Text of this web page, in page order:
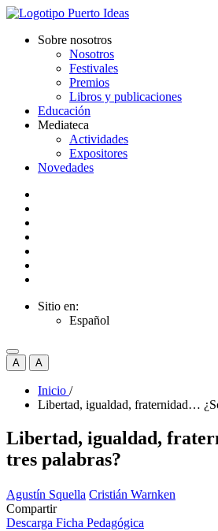
Sobre nosotros
Nosotros
Festivales
Premios
Libros y publicaciones
Educación
Mediateca
Actividades
Expositores
Novedades
Sitio en:
Español
A A
Inicio /
Libertad, igualdad, fraternidad…
Libertad, igualdad,
tres palabras?
Agustín Squella Cristián Warnken
Compartir
Descarga Ficha Pedagógica